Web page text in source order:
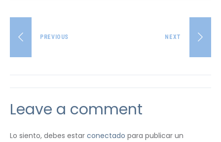
PREVIOUS NEXT
Leave a comment
Lo siento, debes estar conectado para publicar un